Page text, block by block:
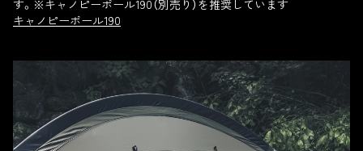
す。※キャノピーポール190（別売り）を推奨しています
キャノピーポール190